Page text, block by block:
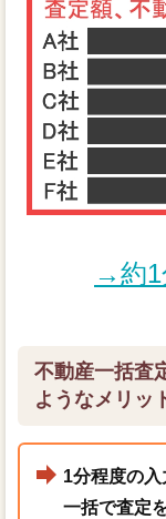
→約1
不動産一括査
ようなメリッ
1分程度の
一括で査定